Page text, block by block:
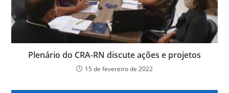
Plenário do CRA-RN discute ações e projetos
15 de fevereiro de 2022